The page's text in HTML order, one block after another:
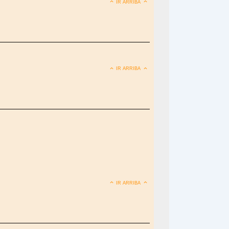
IR ARRIBA
IR ARRIBA
IR ARRIBA